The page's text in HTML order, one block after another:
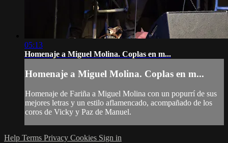
05:13
Homenaje a Miguel Molina. Coplas en m...
Homenaje a Miguel Molina. Coplas en m...
Homenaje de Fariña a Miguel Molina con un popurrí de sus
mejores letras y un estilo aflamencado, acompañado de los
coros de Vicky y Paz de Manuel.
Help Terms Privacy Cookies Sign in